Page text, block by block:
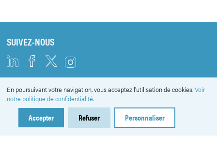
SUIVEZ-NOUS
NEWSLETTER
En poursuivant votre navigation, vous acceptez l'utilisation de cookies.Voir
notre politique de confidentialité.
Accepter Refuser Personnaliser